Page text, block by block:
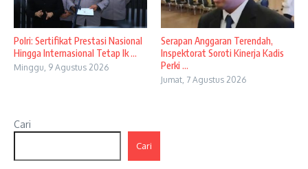
Polri: Sertifikat Prestasi Nasional
Hingga Internasional Tetap Ik ...
Minggu, 9 Agustus 2026
Serapan Anggaran Terendah,
Inspektorat Soroti Kinerja Kadis
Perki ...
Jumat, 7 Agustus 2026
Cari
Cari